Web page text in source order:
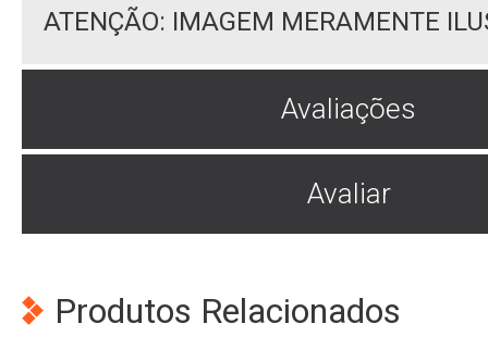
ATENÇÃO: IMAGEM MERAMENTE
Avaliações
Avaliar
Produtos Relacionados